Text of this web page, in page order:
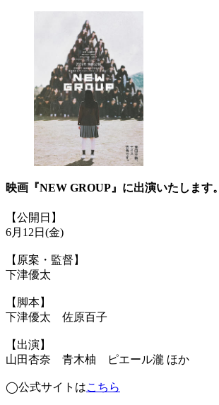
映画『NEW GROUP』に出演いたします。
【公開日】
6月12日(金)
【原案・監督】
下津優太
【脚本】
下津優太 佐原百子
【出演】
山田杏奈 青木柚 ピエール瀧 ほか
◯公式サイトはこちら